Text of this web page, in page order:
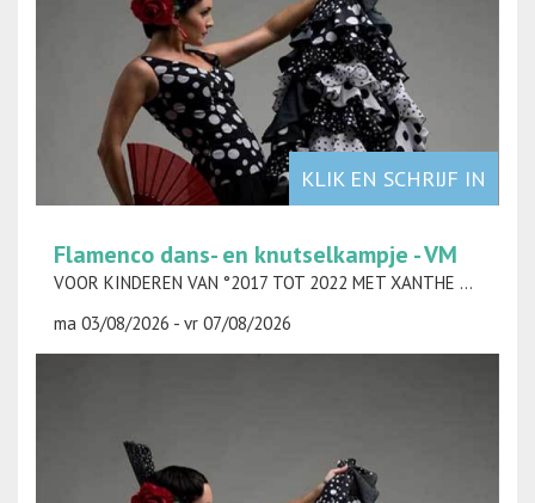
KLIK EN SCHRIJF IN
Flamenco dans- en knutselkampje - VM
VOOR KINDEREN VAN °2017 TOT 2022 MET XANTHE RODTS
ma 03/08/2026 - vr 07/08/2026